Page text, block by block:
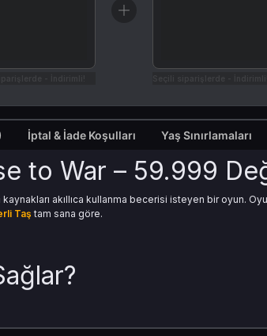
İptal & İade Koşulları Yaş Sınırlamaları
to War – 59.999
kaynakları akıllıca kullanma becerisi isteyen bir oyun.
Taş tam sana göre.